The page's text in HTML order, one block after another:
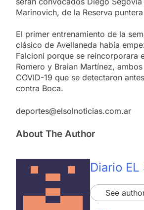
Marinovich, de la Reserva
El primer entrenamiento de la
clásico de Avellaneda había
Falcioni porque se reincorporara
Romero y Braian Martínez,
COVID-19 que se detectaron
contra Boca.
deportes@elsolnoticias.com.ar
About The Author
Diario EL
See